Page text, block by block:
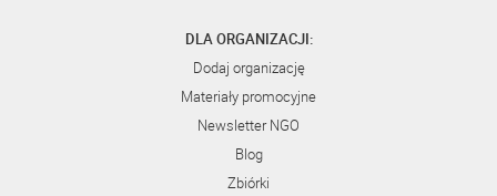
DLA ORGANIZACJI:
Dodaj organizację
Materiały promocyjne
Newsletter NGO
Blog
Zbiórki